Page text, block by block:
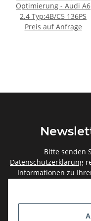
Optimierung - Audi A6
2.4 Typ:4B/C5 136PS
Preis auf Anfrage
Bitte senden
Datenschutzerklärung
Informationen zu